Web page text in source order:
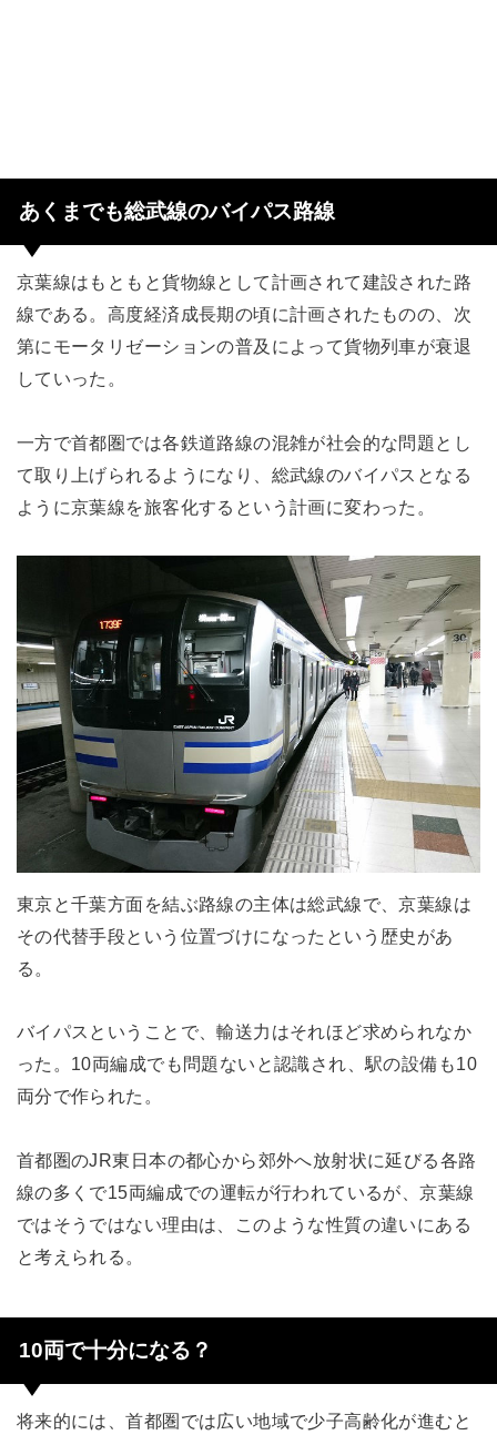
あくまでも総武線のバイパス路線
京葉線はもともと貨物線として計画されて建設された路
線である。高度経済成長期の頃に計画されたものの、次
第にモータリゼーションの普及によって貨物列車が衰退
していった。
一方で首都圏では各鉄道路線の混雑が社会的な問題とし
て取り上げられるようになり、総武線のバイパスとなる
ように京葉線を旅客化するという計画に変わった。
東京と千葉方面を結ぶ路線の主体は総武線で、京葉線は
その代替手段という位置づけになったという歴史があ
る。
バイパスということで、輸送力はそれほど求められなか
った。10両編成でも問題ないと認識され、駅の設備も10
両分で作られた。
首都圏のJR東日本の都心から郊外へ放射状に延びる各路
線の多くで15両編成での運転が行われているが、京葉線
ではそうではない理由は、このような性質の違いにある
と考えられる。
10両で十分になる？
将来的には、首都圏では広い地域で少子高齢化が進むと